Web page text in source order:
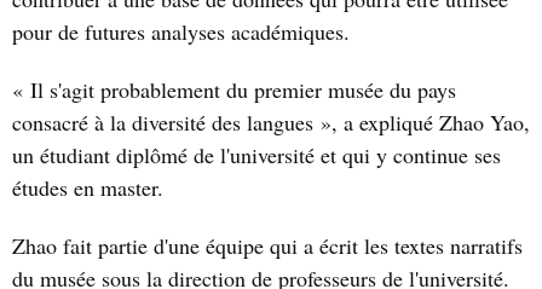
pour de futures analyses académiques.
« Il s'agit probablement du premier musée du pays
consacré à la diversité des langues », a expliqué Zhao Yao,
un étudiant diplômé de l'université et qui y continue ses
études en master.
Zhao fait partie d'une équipe qui a écrit les textes narratifs
du musée sous la direction de professeurs de l'université.